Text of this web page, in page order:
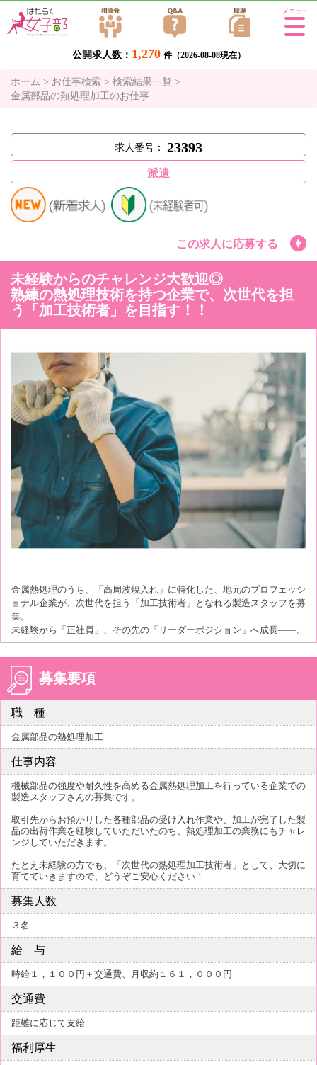
公開求人数： 1,270 件（2026-08-08現在）
Tog
ホーム > お仕事検索 > 検索結果一覧 >
金属部品の熱処理加工のお仕事
求人番号： 23393
派遣
この求人に応募する
未経験からのチャレンジ大歓迎◎
熟練の熱処理技術を持つ企業で、次世代を担
う「加工技術者」を目指す！！
金属熱処理のうち、「高周波焼入れ」に特化した、地元のプロフェッシ
ョナル企業が、次世代を担う「加工技術者」となれる製造スタッフを募
集。
未経験から「正社員」、その先の「リーダーポジション」へ成長――。
募集要項
職 種
金属部品の熱処理加工
仕事内容
機械部品の強度や耐久性を高める金属熱処理加工を行っている企業での
製造スタッフさんの募集です。
取引先からお預かりした各種部品の受け入れ作業や、加工が完了した製
品の出荷作業を経験していただいたのち、熱処理加工の業務にもチャレ
ンジしていただきます。
たとえ未経験の方でも、「次世代の熱処理加工技術者」として、大切に
育てていきますので、どうぞご安心ください！
募集人数
３名
給 与
時給１，１００円＋交通費、月収約１６１，０００円
交通費
距離に応じて支給
福利厚生